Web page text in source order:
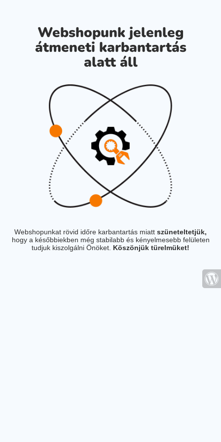
Webshopunk jelenleg
átmeneti karbantartás
alatt áll
Webshopunkat rövid időre karbantartás miatt szüneteltetjük,
hogy a későbbiekben még stabilabb és kényelmesebb felületen
tudjuk kiszolgálni Önöket. Köszönjük türelmüket!